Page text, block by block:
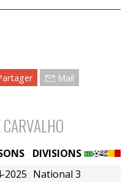
Mail
DIVISIONS
2025 National 3